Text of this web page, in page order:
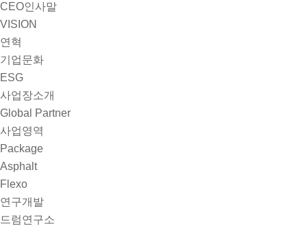
CEO인사말
VISION
연혁
기업문화
ESG
사업장소개
Global Partner
사업영역
Package
Asphalt
Flexo
연구개발
드럼연구소